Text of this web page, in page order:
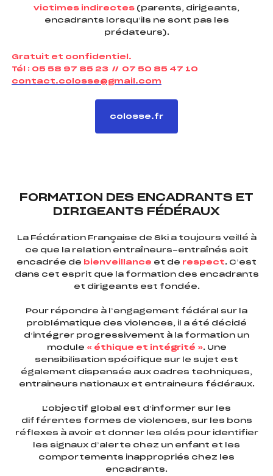
victimes indirectes (parents, dirigeants,
encadrants lorsqu’ils ne sont pas les
prédateurs).
Gratuit et confidentiel.
Tél : 05 58 97 85 23 // 07 50 85 47 10
contact.colosse@gmail.com
colosse.fr
FORMATION DES ENCADRANTS ET
DIRIGEANTS FÉDÉRAUX
La Fédération Française de Ski a toujours veillé à
ce que la relation entraîneurs-entraînés soit
encadrée de bienveillance et de respect. C’est
dans cet esprit que la formation des encadrants
et dirigeants est fondée.
Pour répondre à l’engagement fédéral sur la
problématique des violences, il a été décidé
d’intégrer progressivement à la formation un
module « éthique et intégrité ». Une
sensibilisation spécifique sur le sujet est
également dispensée aux cadres techniques,
entraineurs nationaux et entraineurs fédéraux.
L’objectif global est d’informer sur les
différentes formes de violences, sur les bons
réflexes à avoir et donner les clés pour identifier
les signaux d’alerte chez un enfant et les
comportements inappropriés chez les
encadrants.